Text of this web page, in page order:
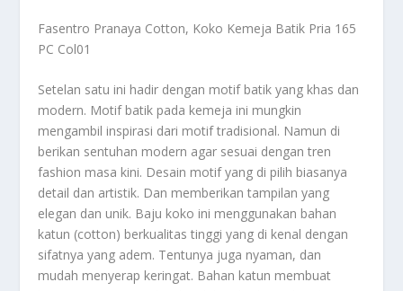
Fasentro Pranaya Cotton, Koko Kemeja Batik Pria 165
PC Col01
Setelan satu ini hadir dengan motif batik yang khas dan
modern. Motif batik pada kemeja ini mungkin
mengambil inspirasi dari motif tradisional. Namun di
berikan sentuhan modern agar sesuai dengan tren
fashion masa kini. Desain motif yang di pilih biasanya
detail dan artistik. Dan memberikan tampilan yang
elegan dan unik. Baju koko ini menggunakan bahan
katun (cotton) berkualitas tinggi yang di kenal dengan
sifatnya yang adem. Tentunya juga nyaman, dan
mudah menyerap keringat. Bahan katun membuat